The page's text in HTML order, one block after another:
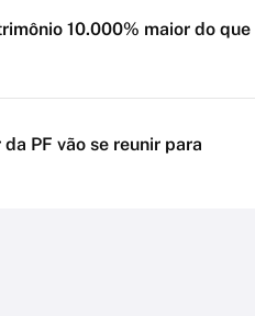
10.000% maior do que
PF vão se reunir para